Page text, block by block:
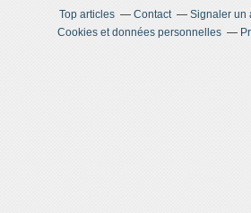
Top articles Contact Signaler un
Cookies et données personnelles